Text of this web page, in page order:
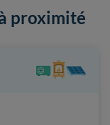
proximité